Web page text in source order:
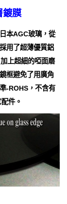
鍍膜
本AGC玻璃，從
用了超薄優質鋁
上超細的啞面磨
框避免了用廣角
-ROHS，不含有
件。